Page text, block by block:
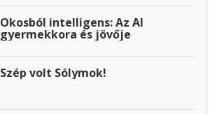
Okosból intelligens: Az AI
gyermekkora és jövője
Szép volt Sólymok!